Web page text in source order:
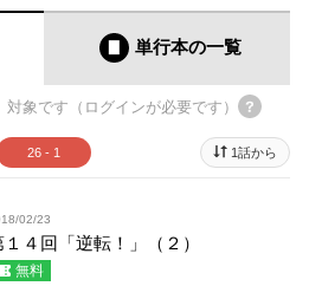
単行本の一覧
対象です（ログインが必要です）
26 - 1 1話から
02/23
１４回「逆転！」（２）
無料